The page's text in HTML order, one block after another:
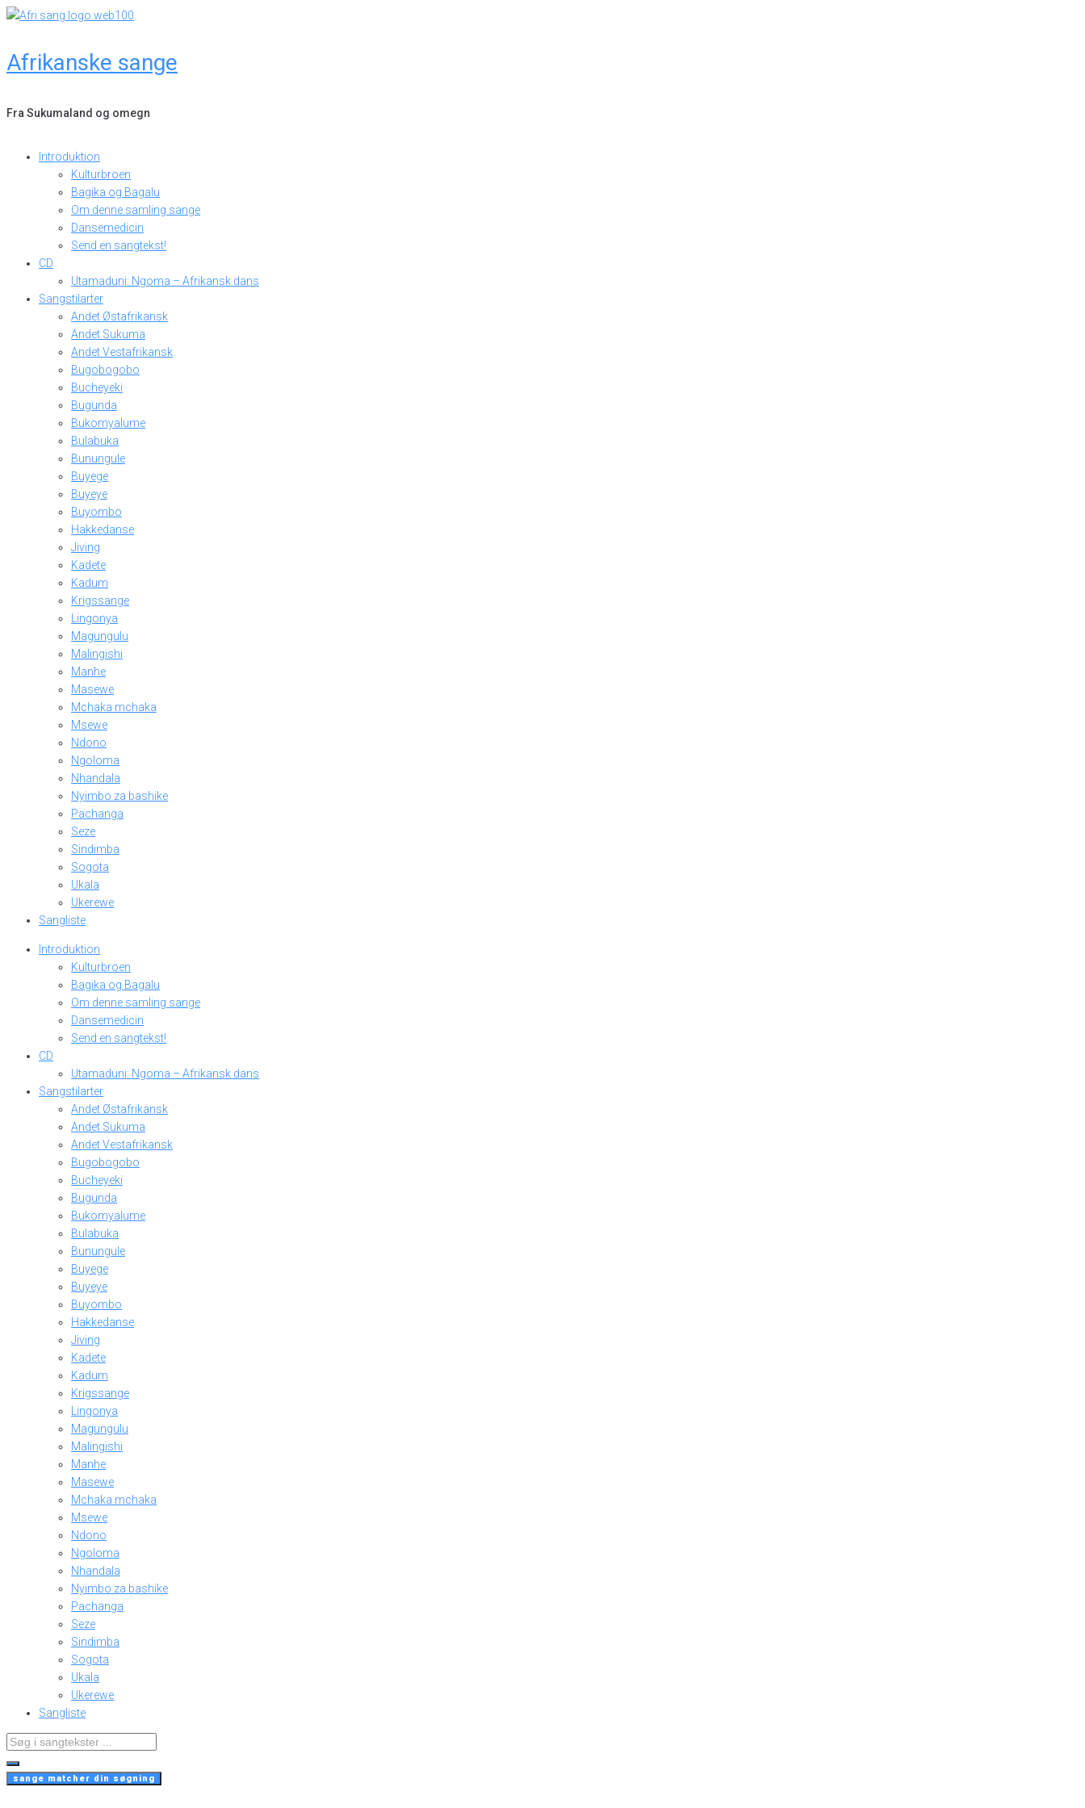
Skip
Afrikanske sange
Fra Sukumaland og omegn
Introduktion
Kulturbroen
Bagika og Bagalu
Om denne samling sange
Dansemedicin
Send en sangtekst!
CD
Utamaduni: Ngoma – Afrikansk dans
Sangstilarter
Andet Østafrikansk
Andet Sukuma
Andet Vestafrikansk
Bugobogobo
Bucheyeki
Bugunda
Bukomyalume
Bulabuka
Bunungule
Buyege
Buyeye
Buyombo
Hakkedanse
Jiving
Kadete
Kadum
Krigssange
Lingonya
Magungulu
Malingishi
Manhe
Masewe
Mchaka mchaka
Msewe
Ndono
Ngoloma
Nhandala
Nyimbo za bashike
Pachanga
Seze
Sindimba
Sogota
Ukala
Ukerewe
Sangliste
Introduktion
Kulturbroen
Bagika og Bagalu
Om denne samling sange
Dansemedicin
Send en sangtekst!
CD
Utamaduni: Ngoma – Afrikansk dans
Sangstilarter
Andet Østafrikansk
Andet Sukuma
Andet Vestafrikansk
Bugobogobo
Bucheyeki
Bugunda
Bukomyalume
Bulabuka
Bunungule
Buyege
Buyeye
Buyombo
Hakkedanse
Jiving
Kadete
Kadum
Krigssange
Lingonya
Magungulu
Malingishi
Manhe
Masewe
Mchaka mchaka
Msewe
Ndono
Ngoloma
Nhandala
Nyimbo za bashike
Pachanga
Seze
Sindimba
Sogota
Ukala
Ukerewe
Sangliste
Search
...
sange matcher din søgning